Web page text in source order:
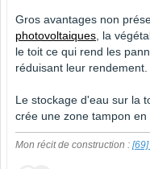
Gros avantages non
photovoltaiques , la
le toit ce qui rend les
réduisant leur rendement.
Le stockage d'eau sur la
crée une zone tampon en
Mon récit de construction :